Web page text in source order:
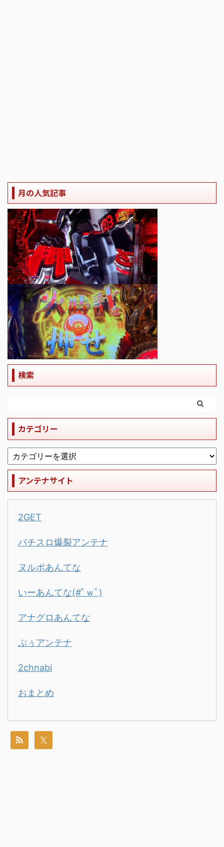
月の人気記事
検索
カテゴリー
アンテナサイト
2GET
パチスロ爆裂アンテナ
ヌルポあんてな
いーあんてな(#ﾟｗﾟ)
アナグロあんてな
ぷぅアンテナ
2chnabi
おまとめ